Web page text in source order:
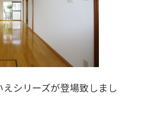
シリーズが登場致しまし